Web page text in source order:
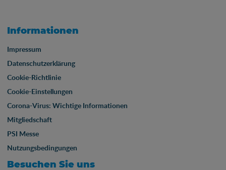
Informationen
Impressum
Datenschutzerklärung
Cookie-Richtlinie
Cookie-Einstellungen
Corona-Virus: Wichtige Informationen
Mitgliedschaft
PSI Messe
Nutzungsbedingungen
Besuchen Sie uns